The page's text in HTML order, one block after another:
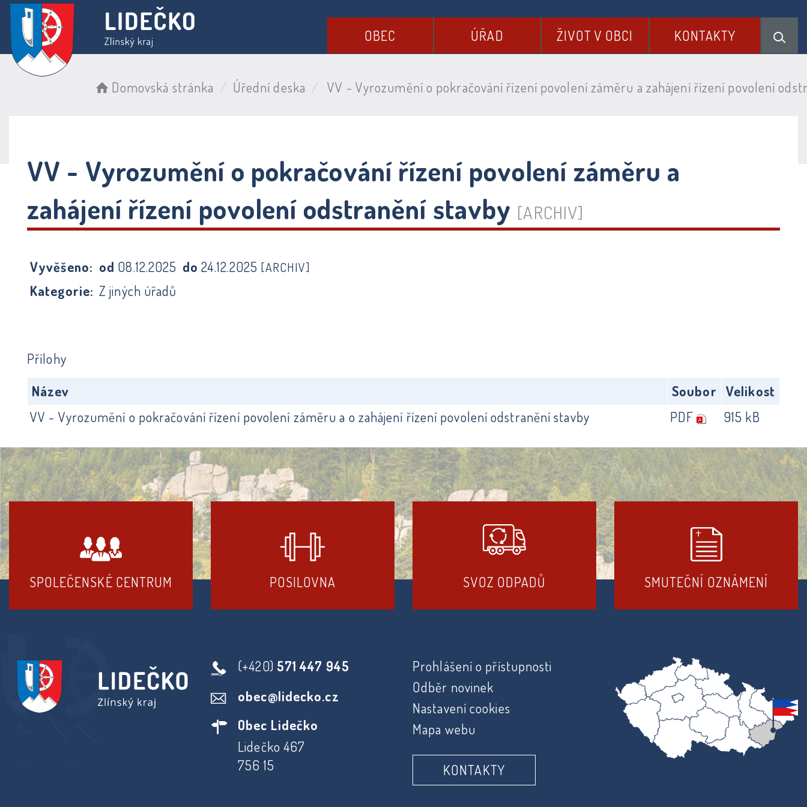
OBEC ÚŘAD ŽIVOT V OBCI KONTAKTY
Domovská stránka Úřední deska VV - Vyrozumění o pokračování řízení povolení záměru a zahájení řízení povolení
VV - Vyrozumění o pokračování řízení povolení záměru a
zahájení řízení povolení odstranění stavby [ARCHIV]
Vyvěšeno: od 08.12.2025 do24.12.2025 [ARCHIV]
Kategorie: Z jiných úřadů
Přílohy
Název
Soubor
Velikost
VV - Vyrozumění o pokračování řízení povolení záměru a o zahájení řízení povolení odstranění stavby
PDF 915 kB
SPOLEČENSKÉ CENTRUM POSILOVNA SVOZ ODPADŮ SMUTEČNÍ OZNÁMENÍ
(+420) 571 447 945
obec@lidecko.cz
Obec Lidečko
Lidečko 467
756 15
Prohlášení o přístupnosti
Odběr novinek
Nastavení cookies
Mapa webu
KONTAKTY